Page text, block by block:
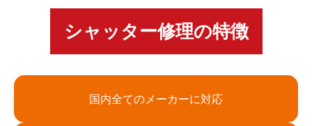
シャッター修理の特徴
国内全てのメーカーに対応